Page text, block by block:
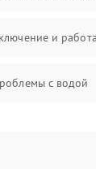
и работа
с водой